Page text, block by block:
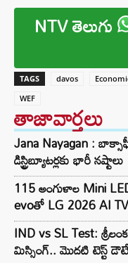
NTV తెలుగు
TAGS davos
WEF
తాజావార్తలు
Jana Nayagan :
డిస్ట్రిబ్యూటర్లకు భారీ నష్టాలు
115 అంగుళాల Mini
evoతో LG 2026 AI
IND vs SL Test:
మిస్సింగ్.. మొదటి టెస్ట్